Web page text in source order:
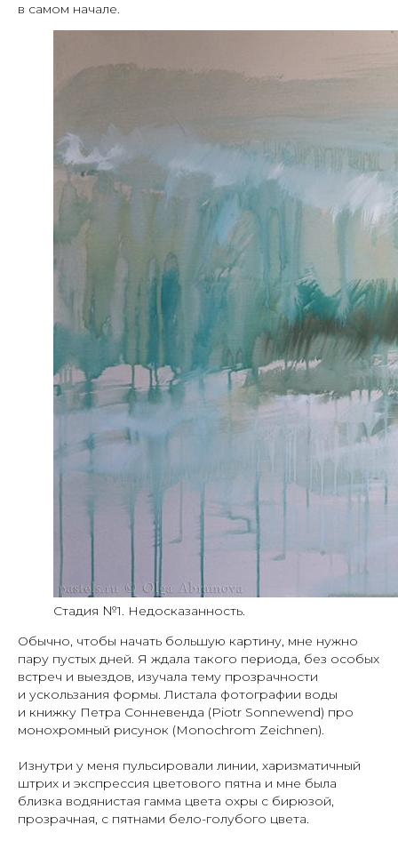
в самом начале.
Стадия №1. Недосказанность.
Обычно, чтобы начать большую картину, мне нужно
пару пустых дней. Я ждала такого периода, без особых
встреч и выездов, изучала тему прозрачности
и ускользания формы. Листала фотографии воды
и книжку Петра Сонневенда (Piotr Sonnewend) про
монохромный рисунок (Monochrom Zeichnen).
Изнутри у меня пульсировали линии, харизматичный
штрих и экспрессия цветового пятна и мне была
близка водянистая гамма цвета охры с бирюзой,
прозрачная, с пятнами бело-голубого цвета.